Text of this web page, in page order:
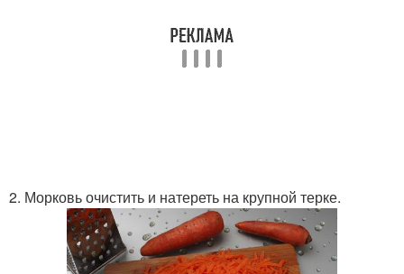
2. Морковь очистить и натереть на крупной терке.